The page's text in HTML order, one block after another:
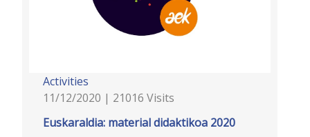
Activities
11/12/2020 | 21016 Visits
Euskaraldia: material didaktikoa 2020